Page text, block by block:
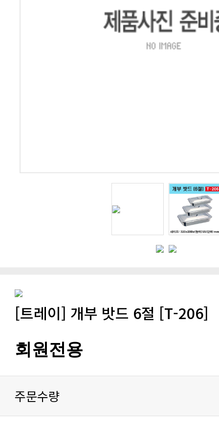
[트레이] 개부 밧드 6절 [T-206]
회원전용
주문수량